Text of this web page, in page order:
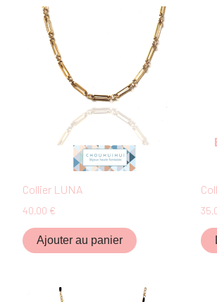
Collier LUNA
40,00 €
Ajouter au panier